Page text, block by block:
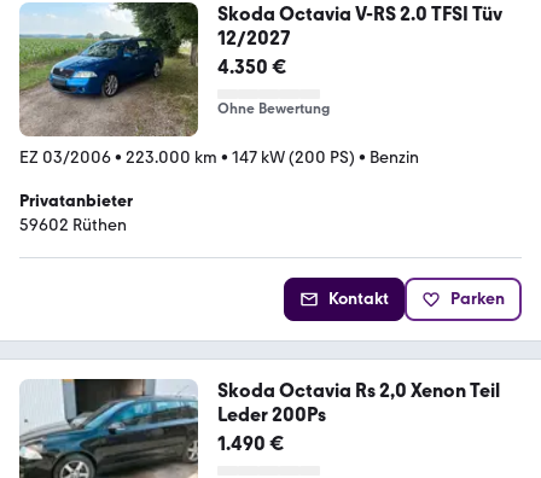
Skoda Octavia V-RS 2.0 TFSI Tüv
12/2027
4.350 €
Ohne Bewertung
EZ 03/2006• 223.000 km • 147 kW (200 PS) • Benzin
Privatanbieter
59602 Rüthen
Kontakt Parken
Skoda Octavia Rs 2,0 Xenon Teil
Leder 200Ps
1.490 €